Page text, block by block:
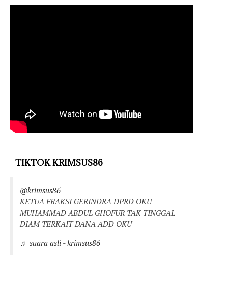
TIKTOK KRIMSUS86
@krimsus86
KETUA FRAKSI GERINDRA DPRD OKU
MUHAMMAD ABDUL GHOFUR TAK TINGGAL
DIAM TERKAIT DANA ADD OKU
♬ suara asli - krimsus86